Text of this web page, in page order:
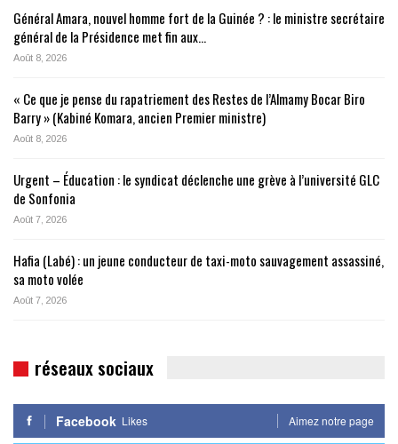
Général Amara, nouvel homme fort de la Guinée ? : le ministre secrétaire
général de la Présidence met fin aux…
Août 8, 2026
« Ce que je pense du rapatriement des Restes de l’Almamy Bocar Biro
Barry » (Kabiné Komara, ancien Premier ministre)
Août 8, 2026
Urgent – Éducation : le syndicat déclenche une grève à l’université GLC
de Sonfonia
Août 7, 2026
Hafia (Labé) : un jeune conducteur de taxi-moto sauvagement assassiné,
sa moto volée
Août 7, 2026
réseaux sociaux
Facebook Likes Aimez notre page